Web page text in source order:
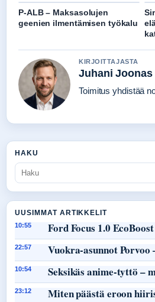
P-ALB – Maksasolujen
geenien ilmentämisen työkalu
KIRJOITTAJASTA
Juhani
Toimitus yhdistää
HAKU
UUSIMMAT ARTIKKELIT
10:55 Ford Focus 1.0
22:57 Vuokra-asunnot Porvoo
10:54 Seksikäs anime-tyttö –
23:12 Miten päästä eroon